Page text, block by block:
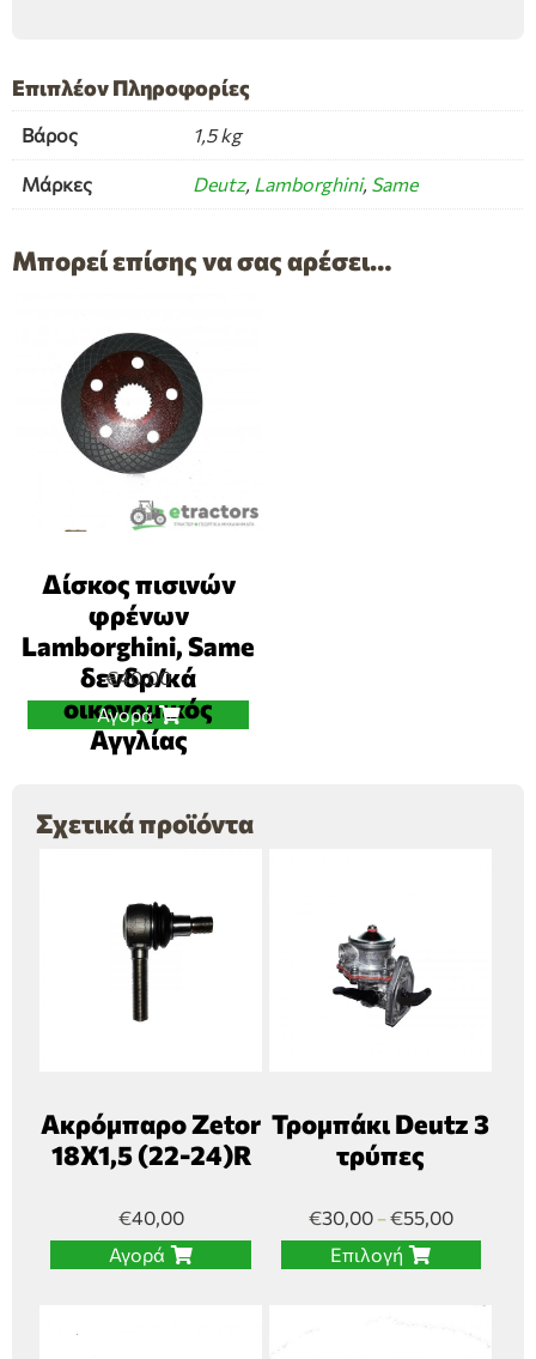
Επιπλέον Πληροφορίες
Βάρος 1,5 kg
Μάρκες Deutz, Lamborghini, Same
Μπορεί επίσης να σας αρέσει…
Δίσκος πισινών
φρένων
Lamborghini, Same
δενδρ/κά
οικονομικός
Αγγλίας
€40,00
Αγορά
Σχετικά προϊόντα
Ακρόμπαρο Zetor
18Χ1,5 (22-24)R
€40,00
Αγορά
Τρομπάκι Deutz 3
τρύπες
€30,00–€55,00
Επιλογή